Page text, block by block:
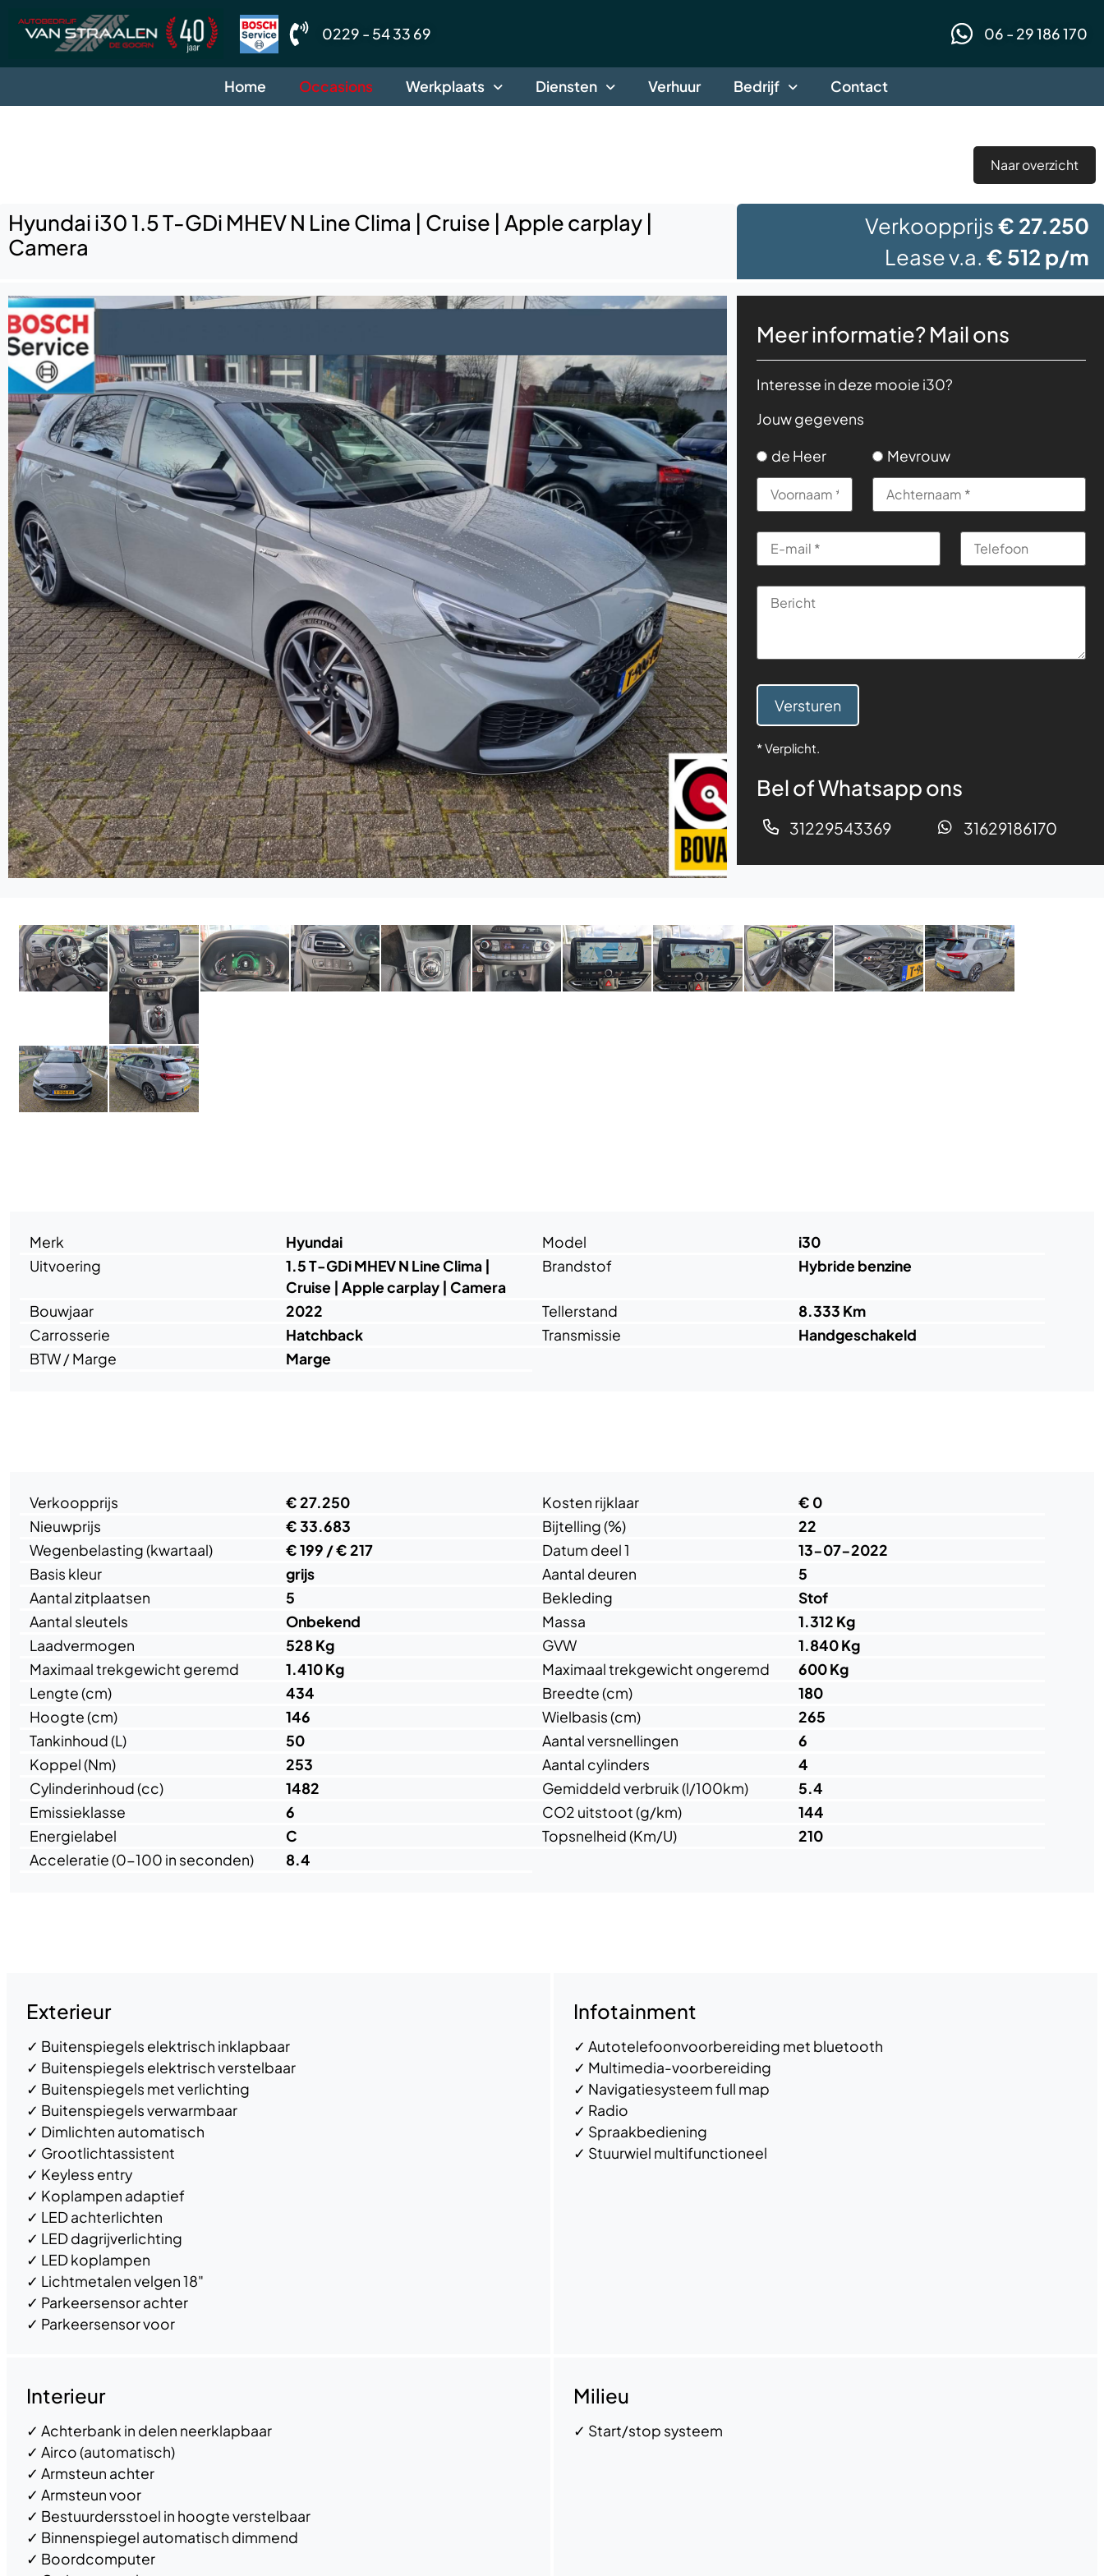
0229 - 54 33 69 06 - 29 186 170
Home Occasions Werkplaats Diensten Verhuur Bedrijf Contact
Naar overzicht
Hyundai i30 1.5 T-GDi MHEV N Line Clima | Cruise | Apple carplay |
Camera
Verkoopprijs€ 27.250
Lease v.a. € 512 p/m
Meer informatie?Mail ons
Interesse in deze mooie i30?
Jouw gegevens
de Heer Mevrouw
Versturen
* Verplicht.
Bel of Whatsapp ons
31229543369 31629186170
Merk Hyundai Model
i30
Uitvoering
1.5 T-GDi MHEV N Line Clima |
Cruise | Apple carplay | Camera
Brandstof Hybride benzine
Bouwjaar 2022 Tellerstand
8.333 Km
Carrosserie
Hatchback Transmissie
Handgeschakeld
BTW / Marge
Marge
Verkoopprijs € 27.250 Kosten rijklaar
€ 0
Nieuwprijs
€ 33.683 Bijtelling (%)
22
Wegenbelasting (kwartaal)
€ 199 / € 217 Datum deel 1
13-07-2022
Basis kleur
grijs Aantal deuren
5
Aantal zitplaatsen
5 Bekleding
Stof
Aantal sleutels
Onbekend Massa
1.312 Kg
Laadvermogen
528 Kg GVW
1.840 Kg
Maximaal trekgewicht geremd
1.410 Kg Maximaal trekgewicht ongeremd
600 Kg
Lengte (cm)
434 Breedte (cm)
180
Hoogte (cm)
146 Wielbasis (cm)
265
Tankinhoud (L)
50 Aantal versnellingen
6
Koppel (Nm)
253 Aantal cylinders
4
Cylinderinhoud (cc)
1482 Gemiddeld verbruik (l/100km)
5.4
Emissieklasse
6 CO2 uitstoot (g/km)
144
Energielabel
C Topsnelheid (Km/U)
210
Acceleratie (0-100 in seconden)
8.4
Exterieur
✓ Buitenspiegels elektrisch inklapbaar
✓ Buitenspiegels elektrisch verstelbaar
✓ Buitenspiegels met verlichting
✓ Buitenspiegels verwarmbaar
✓ Dimlichten automatisch
✓ Grootlichtassistent
✓ Keyless entry
✓ Koplampen adaptief
✓ LED achterlichten
✓ LED dagrijverlichting
✓ LED koplampen
✓ Lichtmetalen velgen 18"
✓ Parkeersensor achter
✓ Parkeersensor voor
Infotainment
✓ Autotelefoonvoorbereiding met bluetooth
✓ Multimedia-voorbereiding
✓ Navigatiesysteem full map
✓ Radio
✓ Spraakbediening
✓ Stuurwiel multifunctioneel
Interieur
✓ Achterbank in delen neerklapbaar
✓ Airco (automatisch)
✓ Armsteun achter
✓ Armsteun voor
✓ Bestuurdersstoel in hoogte verstelbaar
✓ Binnenspiegel automatisch dimmend
✓ Boordcomputer
Milieu
✓ Start/stop systeem